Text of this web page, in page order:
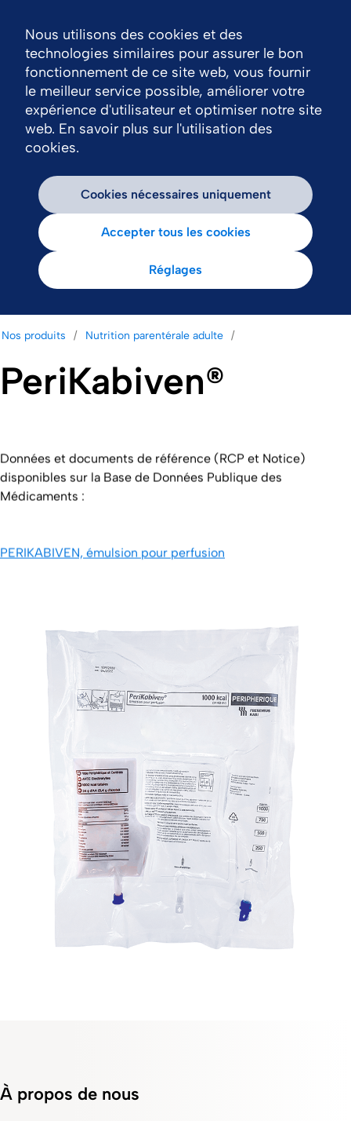
Nos produits Nutrition parentérale adulte
PeriKabiven®
Données et documents de référence (RCP et Notice)
disponibles sur la Base de Données Publique des
Médicaments :
PERIKABIVEN, émulsion pour perfusion
À propos de nous
Nous utilisons des cookies et des
technologies similaires pour assurer le bon
fonctionnement de ce site web, vous fournir
le meilleur service possible, améliorer votre
expérience d'utilisateur et optimiser notre site
web. En savoir plus sur l'utilisation des
cookies.
Cookies nécessaires uniquement
Accepter tous les cookies
Réglages